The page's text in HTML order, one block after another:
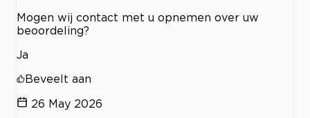
Mogen wij contact met u opnemen over uw
beoordeling?
Ja
Beveelt aan
26 May 2026